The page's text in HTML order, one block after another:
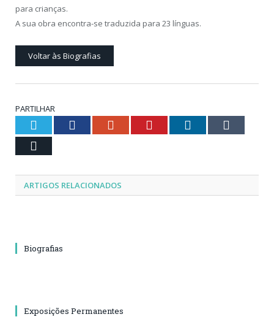
para crianças.
A sua obra encontra-se traduzida para 23 línguas.
Voltar às Biografias
PARTILHAR
Twitter Facebook Google+ Pinterest LinkedIn
ARTIGOS RELACIONADOS
Biografias
Exposições Permanentes